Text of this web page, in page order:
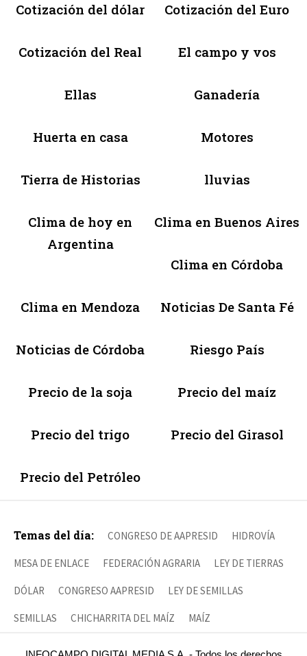
Cotización del dólar Cotización del Euro
Cotización del Real El campo y vos
Ellas Ganadería
Huerta en casa Motores
Tierra de Historias lluvias
Clima de hoy en
Argentina
Clima en Buenos Aires
Clima en Córdoba
Clima en Mendoza Noticias De Santa Fé
Noticias de Córdoba Riesgo País
Precio de la soja Precio del maíz
Precio del trigo Precio del Girasol
Precio del Petróleo
Temas del día: CONGRESO DE AAPRESID HIDROVÍA
MESA DE ENLACE FEDERACIÓN AGRARIA LEY DE TIERRAS
DÓLAR CONGRESO AAPRESID LEY DE SEMILLAS
SEMILLAS CHICHARRITA DEL MAÍZ MAÍZ